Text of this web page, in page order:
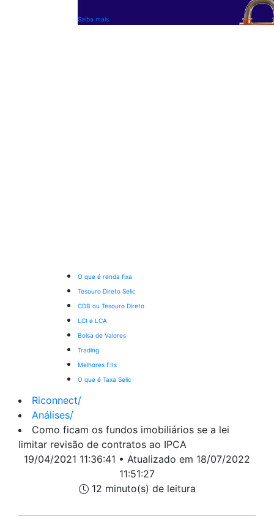
Saiba mais
O que é renda fixa
Tesouro Direto Selic
CDB ou Tesouro Direto
LCI e LCA
Bolsa de Valores
Trading
Melhores FIIs
O que é Taxa Selic
Riconnect/
Análises/
Como ficam os fundos imobiliários se a lei
limitar revisão de contratos ao IPCA
19/04/2021 11:36:41 • Atualizado em 18/07/2022
11:51:27
12 minuto(s) de leitura